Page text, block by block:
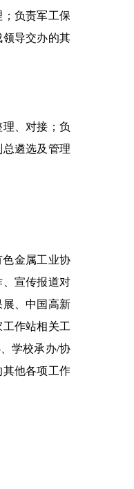
负责军工保
导交办的其
、对接；负
遴选及管理
金属工业协
宣传报道对
、中国高新
作站相关工
学校承办/协
他各项工作